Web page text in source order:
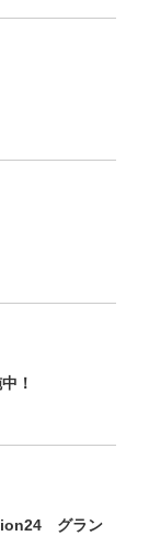
！
グラン